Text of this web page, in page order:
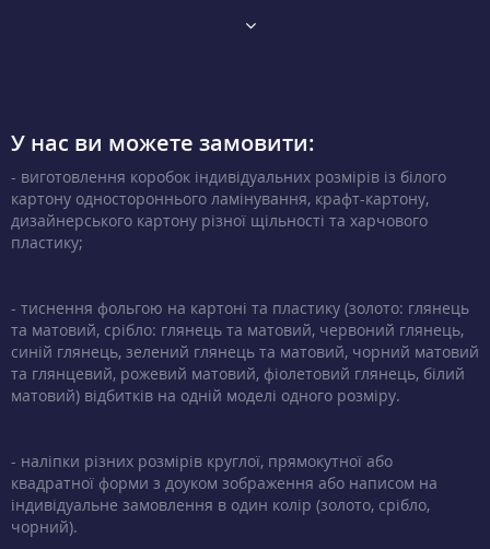
У нас ви можете замовити:
- виготовлення коробок індивідуальних розмірів із білого
картону одностороннього ламінування, крафт-картону,
дизайнерського картону різної щільності та харчового
пластику;
- тиснення фольгою на картоні та пластику (золото: глянець
та матовий, срібло: глянець та матовий, червоний глянець,
синій глянець, зелений глянець та матовий, чорний матовий
та глянцевий, рожевий матовий, фіолетовий глянець, білий
матовий) відбитків на одній моделі одного розміру.
- наліпки різних розмірів круглої, прямокутної або
квадратної форми з доуком зображення або написом на
індивідуальне замовлення в один колір (золото, срібло,
чорний).